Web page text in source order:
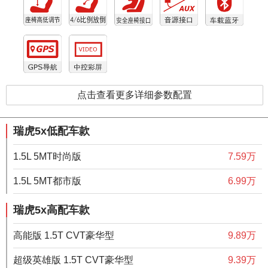
点击查看更多详细参数配置
瑞虎5x低配车款
1.5L 5MT时尚版 7.59万
1.5L 5MT都市版 6.99万
瑞虎5x高配车款
高能版 1.5T CVT豪华型 9.89万
超级英雄版 1.5T CVT豪华型 9.39万